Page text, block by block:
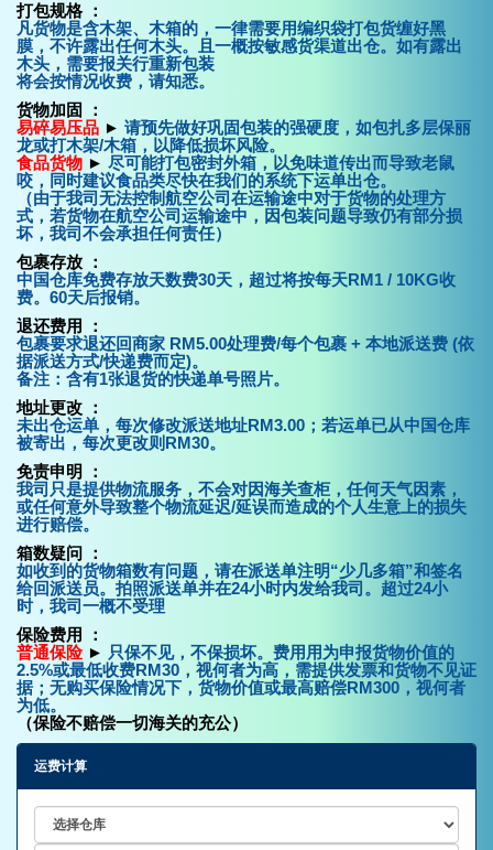
打包规格 ：
凡货物是含木架、木箱的，一律需要用编织袋打包货缠好黑
膜，不许露出任何木头。且一概按敏感货渠道出仓。如有露出
木头，需要报关行重新包装
将会按情况收费，请知悉。
货物加固 ：
易碎易压品 ► 请预先做好巩固包装的强硬度，如包扎多层保丽
龙或打木架/木箱，以降低损坏风险。
食品货物 ► 尽可能打包密封外箱，以免味道传出而导致老鼠
咬，同时建议食品类尽快在我们的系统下运单出仓。
（由于我司无法控制航空公司在运输途中对于货物的处理方
式，若货物在航空公司运输途中，因包装问题导致仍有部分损
坏，我司不会承担任何责任）
包裹存放 ：
中国仓库免费存放天数费30天，超过将按每天RM1 / 10KG收
费。60天后报销。
退还费用 ：
包裹要求退还回商家 RM5.00处理费/每个包裹 + 本地派送费 (依
据派送方式/快递费而定)。
备注：含有1张退货的快递单号照片。
地址更改 ：
未出仓运单，每次修改派送地址RM3.00；若运单已从中国仓库
被寄出，每次更改则RM30。
免责申明 ：
我司只是提供物流服务，不会对因海关查柜，任何天气因素，
或任何意外导致整个物流延迟/延误而造成的个人生意上的损失
进行赔偿。
箱数疑问 ：
如收到的货物箱数有问题，请在派送单注明“少几多箱”和签名
给回派送员。拍照派送单并在24小时内发给我司。超过24小
时，我司一概不受理
保险费用 ：
普通保险 ► 只保不见，不保损坏。费用用为申报货物价值的
2.5%或最低收费RM30，视何者为高，需提供发票和货物不见证
据；无购买保险情况下，货物价值或最高赔偿RM300，视何者
为低。
（保险不赔偿一切海关的充公）
运费计算